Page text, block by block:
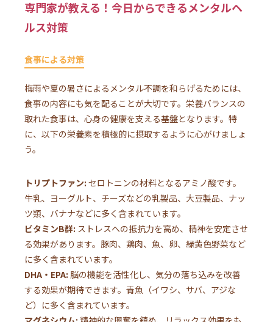
専門家が教える！今日からできるメンタルヘ
ルス対策
食事による対策
梅雨や夏の暑さによるメンタル不調を和らげるためには、
食事の内容にも気を配ることが大切です。栄養バランスの
取れた食事は、心身の健康を支える基盤となります。特
に、以下の栄養素を積極的に摂取するように心がけましょ
う。
トリプトファン: セロトニンの材料となるアミノ酸です。
牛乳、ヨーグルト、チーズなどの乳製品、大豆製品、ナッ
ツ類、バナナなどに多く含まれています。
ビタミンB群: ストレスへの抵抗力を高め、精神を安定させ
る効果があります。豚肉、鶏肉、魚、卵、緑黄色野菜など
に多く含まれています。
DHA・EPA: 脳の機能を活性化し、気分の落ち込みを改善
する効果が期待できます。青魚（イワシ、サバ、アジな
ど）に多く含まれています。